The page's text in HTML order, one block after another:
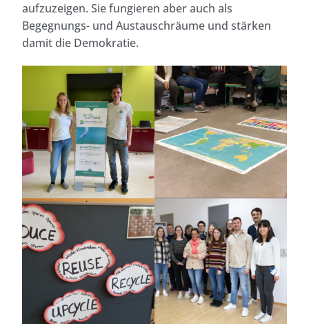
aufzuzeigen. Sie fungieren aber auch als
Begegnungs- und Austauschräume und stärken
damit die Demokratie.